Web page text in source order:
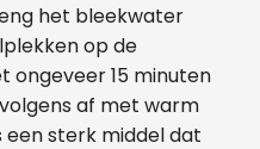
het bleekwater
op de
ongeveer 15 minuten
af met warm
sterk middel dat